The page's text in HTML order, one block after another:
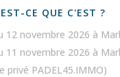
CE QUE C'EST ?
12 novembre 2026 à
11 novembre 2026 à
privé PADEL45.IMMO)